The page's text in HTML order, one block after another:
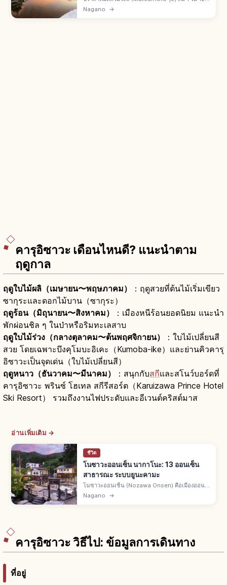
ปราสาทที่ยังเหลือหอคอย เมืองมัตสึโมโตะ จ.นากา
โนะ หอคอยใหญ่ 5 ชั้น 6 ระดับสร้างปี 1593–1594
Nagano →
คารุอิซาวะ เดือนไหนดี? แนะนำตาม
ฤดูกาล
ฤดูใบไม้ผลิ（เมษายน〜พฤษภาคม）
：ฤดูสวยที่ต้นไม้เริ่มเขียว
ซากุระและดอกไม้บาน（ซากุระ）
ฤดูร้อน（มิถุนายน〜สิงหาคม）
：เมืองหนีร้อนยอดนิยม แนะนำ
พักผ่อนชิล ๆ ในป่าหรือริมทะเลสาบ
ฤดูใบไม้ร่วง（กลางตุลาคม〜ต้นพฤศจิกายน）
：ใบไม้เปลี่ยนสี
สวย โดยเฉพาะบึงคุโมบะอิเคะ（Kumoba-ike）และย่านคิวคารุ
อิซาวะเป็นจุดเด่น（ใบไม้เปลี่ยนสี）
ฤดูหนาว（ธันวาคม〜มีนาคม）
：สนุกกับสกีและสโนว์บอร์ดที่
คารุอิซาวะ พรินซ์ โฮเทล สกีรีสอร์ต（Karuizawa Prince Hotel
Ski Resort） รวมถึงงานไฟประดับและอีเวนต์คริสต์มาส
อ่านเพิ่มเติม →
ชีวิต
โนซาวะออนเซ็น นากาโนะ: 13 ออนเซ็น
สาธารณะ ระบบยูนะคามะ
โนซาวะออนเซ็น (Nozawa Onsen) คือเมืองออน
เซ็น อ.ชิโมะทะไค จ.นากาโนะ ค้นพบยุคนาราโดย
พระเกียวคิ บ่อน้ำพุร้อนกว่า 30 แห่ง ออนเซ็น
Nagano →
คารุอิซาวะ วิธีไป: ข้อมูลการเดินทาง
ที่อยู่